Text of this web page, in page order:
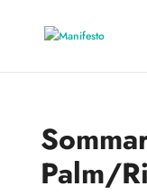
Palm/